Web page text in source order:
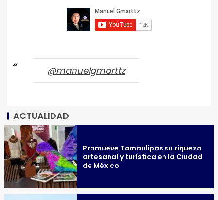
@manuelgmarttz
ACTUALIDAD
Promueve Tamaulipas su riqueza
artesanal y turística en la Ciudad
de México